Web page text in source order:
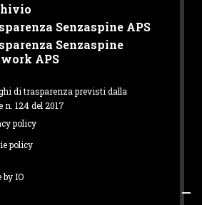
Senzaspine APS
Senzaspine
APS
di trasparenza previsti dalla
n. 124 del 2017
policy
policy
by IO